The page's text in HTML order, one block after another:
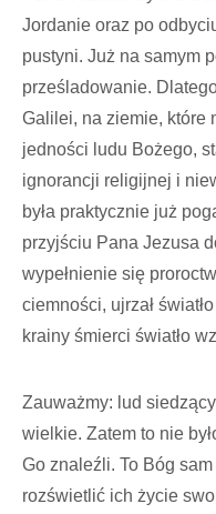
Jordanie oraz po
pustyni. Już na samym
prześladowanie.
Galilei, na ziemie, które
jedności ludu Bożego,
ignorancji religijnej i
była praktycznie już
przyjściu Pana Jezusa
wypełnienie się
ciemności, ujrzał
krainy śmierci światło
Zauważmy: lud
wielkie. Zatem to nie
Go znaleźli. To Bóg
rozświetlić ich życie